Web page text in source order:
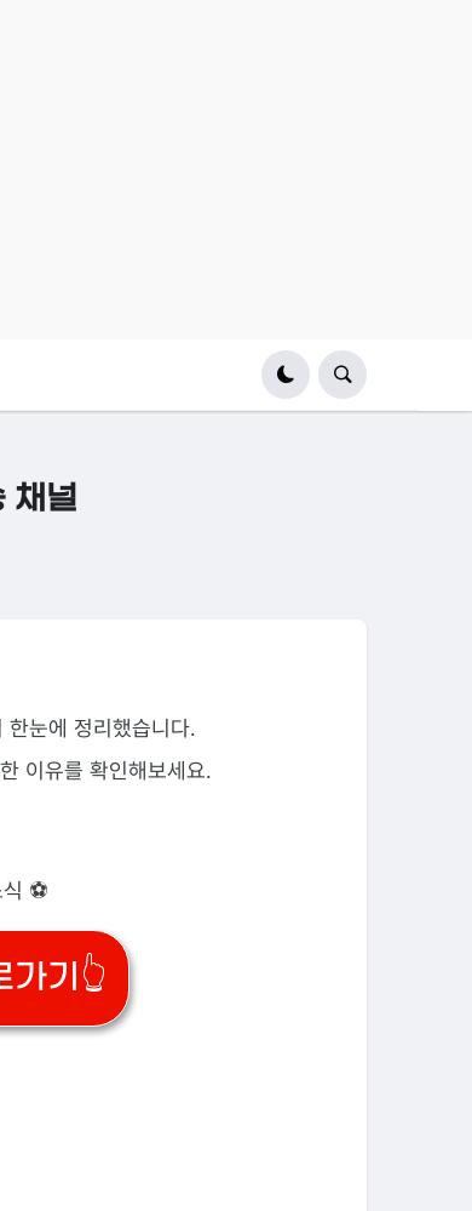
채널
눈에 정리했습니다.
이유를 확인해보세요.
⚽
기👆